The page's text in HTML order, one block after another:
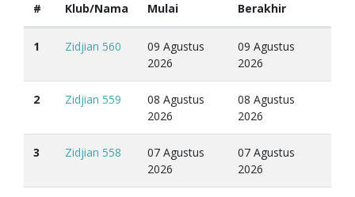
# Klub/Nama
Mulai
Berakhir
1 Zidjian 560
09 Agustus
2026
09 Agustus
2026
2 Zidjian 559
08 Agustus
2026
08 Agustus
2026
3 Zidjian 558
07 Agustus
2026
07 Agustus
2026